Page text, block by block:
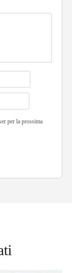
per la prossima